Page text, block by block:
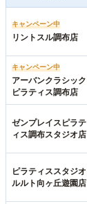
キャンペーン中
リントスル調布店
キャンペーン中
アーバンクラシック
ピラティス調布店
ゼンプレイスピラテ
ィス調布スタジオ店
ピラティススタジオ
ルルト向ヶ丘遊園店